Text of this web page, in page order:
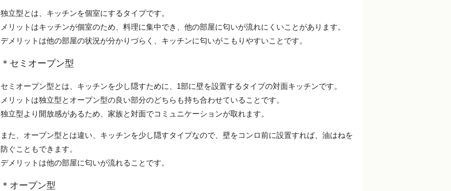
独立型とは、キッチンを個室にするタイプです。
メリットはキッチンが個室のため、料理に集中でき、他の部屋に匂いが流れにくいことがあります。
デメリットは他の部屋の状況が分かりづらく、キッチンに匂いがこもりやすいことです。
＊セミオープン型
セミオープン型とは、キッチンを少し隠すために、1部に壁を設置するタイプの対面キッチンです。
メリットは独立型とオープン型の良い部分のどちらも持ち合わせていることです。
独立型より開放感があるため、家族と対面でコミュニケーションが取れます。
また、オープン型とは違い、キッチンを少し隠すタイプなので、壁をコンロ前に設置すれば、油はねを
防ぐこともできます。
デメリットは他の部屋に匂いが流れることです。
＊オープン型